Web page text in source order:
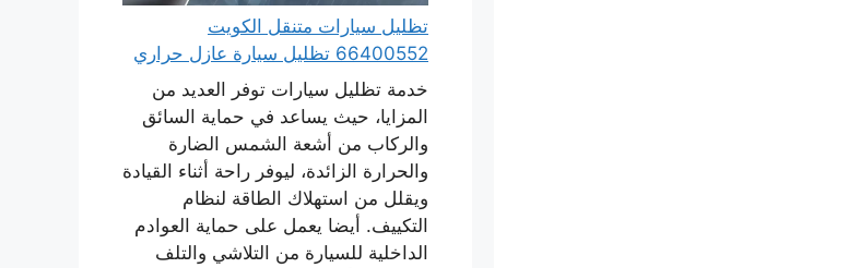
تظليل سيارات متنقل الكويت
66400552 تظليل سيارة عازل حراري
خدمة تظليل سيارات توفر العديد من
المزايا، حيث يساعد في حماية السائق
والركاب من أشعة الشمس الضارة
والحرارة الزائدة، ليوفر راحة أثناء القيادة
ويقلل من استهلاك الطاقة لنظام
التكييف. أيضا يعمل على حماية العوادم
الداخلية للسيارة من التلاشي والتلف